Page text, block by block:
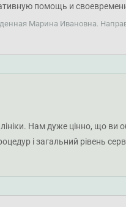
помощь и
Марина Ивановна.
Нам дуже цінно, що ви
і загальний рівень